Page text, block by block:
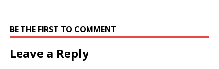
BE THE FIRST TO COMMENT
Leave a Reply